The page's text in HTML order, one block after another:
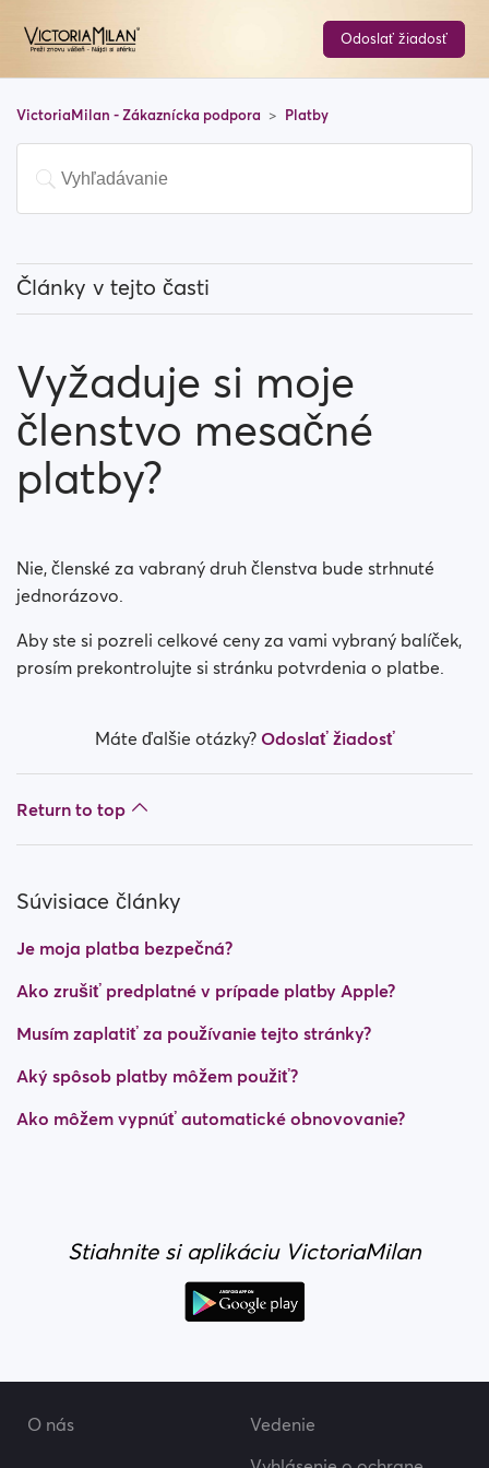
Odoslať žiadosť
VictoriaMilan - Zákaznícka podpora Platby
Články v tejto časti
Ako si môžem upgradovať svoje konto?
Aký spôsob platby môžem použiť?
Je moja platba bezpečná?
Ako môžem vypnúť automatické obnovovanie?
Mali ste problémy počas kúpy členstva?
Paid but didn't get premium
Vyžaduje si moje
členstvo mesačné
platby?
Nie, členské za vabraný druh členstva bude strhnuté
jednorázovo.
Aby ste si pozreli celkové ceny za vami vybraný balíček,
prosím prekontrolujte si stránku potvrdenia o platbe.
Máte ďalšie otázky? Odoslať žiadosť
Return to top
Súvisiace články
Je moja platba bezpečná?
Ako zrušiť predplatné v prípade platby Apple?
Musím zaplatiť za používanie tejto stránky?
Aký spôsob platby môžem použiť?
Ako môžem vypnúť automatické obnovovanie?
Stiahnite si aplikáciu VictoriaMilan
O nás
Vedenie